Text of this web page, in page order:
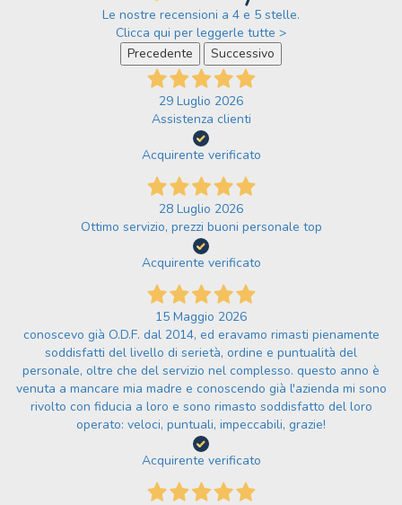
Le nostre recensioni a 4 e 5 stelle.
Clicca qui per leggerle tutte >
Precedente
Successivo
29 Luglio 2026
Assistenza clienti
Acquirente verificato
28 Luglio 2026
Ottimo servizio, prezzi buoni personale top
Acquirente verificato
15 Maggio 2026
conoscevo già O.D.F. dal 2014, ed eravamo rimasti pienamente
soddisfatti del livello di serietà, ordine e puntualità del
personale, oltre che del servizio nel complesso. questo anno è
venuta a mancare mia madre e conoscendo già l'azienda mi sono
rivolto con fiducia a loro e sono rimasto soddisfatto del loro
operato: veloci, puntuali, impeccabili, grazie!
Acquirente verificato